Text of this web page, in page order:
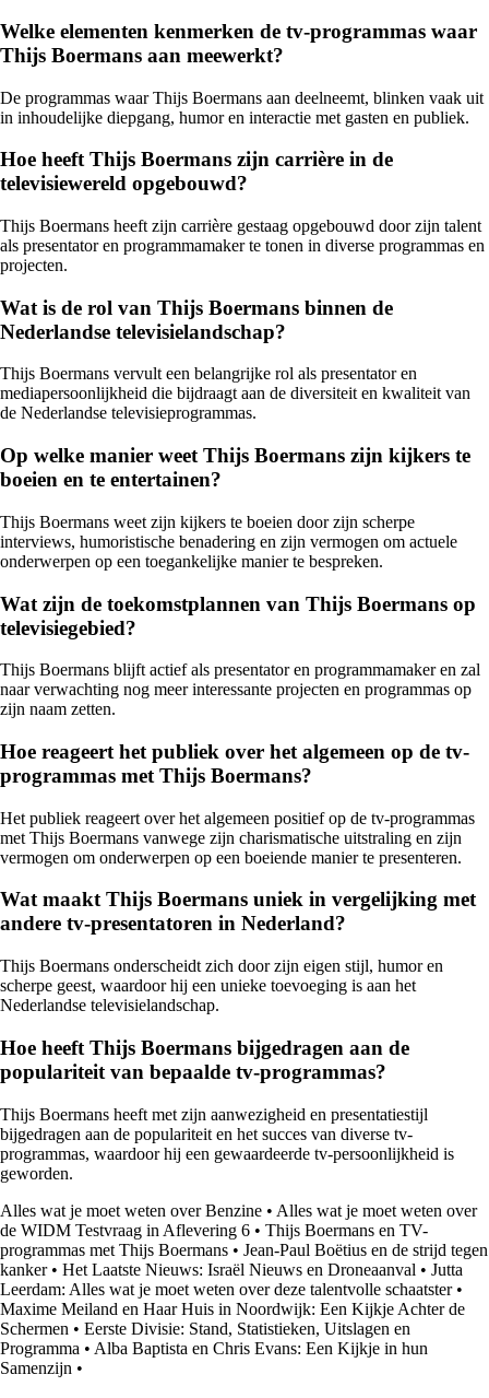
Welke elementen kenmerken de tv-programmas waar
Thijs Boermans aan meewerkt?
De programmas waar Thijs Boermans aan deelneemt, blinken vaak uit
in inhoudelijke diepgang, humor en interactie met gasten en publiek.
Hoe heeft Thijs Boermans zijn carrière in de
televisiewereld opgebouwd?
Thijs Boermans heeft zijn carrière gestaag opgebouwd door zijn talent
als presentator en programmamaker te tonen in diverse programmas en
projecten.
Wat is de rol van Thijs Boermans binnen de
Nederlandse televisielandschap?
Thijs Boermans vervult een belangrijke rol als presentator en
mediapersoonlijkheid die bijdraagt aan de diversiteit en kwaliteit van
de Nederlandse televisieprogrammas.
Op welke manier weet Thijs Boermans zijn kijkers te
boeien en te entertainen?
Thijs Boermans weet zijn kijkers te boeien door zijn scherpe
interviews, humoristische benadering en zijn vermogen om actuele
onderwerpen op een toegankelijke manier te bespreken.
Wat zijn de toekomstplannen van Thijs Boermans op
televisiegebied?
Thijs Boermans blijft actief als presentator en programmamaker en zal
naar verwachting nog meer interessante projecten en programmas op
zijn naam zetten.
Hoe reageert het publiek over het algemeen op de tv-
programmas met Thijs Boermans?
Het publiek reageert over het algemeen positief op de tv-programmas
met Thijs Boermans vanwege zijn charismatische uitstraling en zijn
vermogen om onderwerpen op een boeiende manier te presenteren.
Wat maakt Thijs Boermans uniek in vergelijking met
andere tv-presentatoren in Nederland?
Thijs Boermans onderscheidt zich door zijn eigen stijl, humor en
scherpe geest, waardoor hij een unieke toevoeging is aan het
Nederlandse televisielandschap.
Hoe heeft Thijs Boermans bijgedragen aan de
populariteit van bepaalde tv-programmas?
Thijs Boermans heeft met zijn aanwezigheid en presentatiestijl
bijgedragen aan de populariteit en het succes van diverse tv-
programmas, waardoor hij een gewaardeerde tv-persoonlijkheid is
geworden.
Alles wat je moet weten over Benzine • Alles wat je moet weten over
de WIDM Testvraag in Aflevering 6 • Thijs Boermans en TV-
programmas met Thijs Boermans • Jean-Paul Boëtius en de strijd tegen
kanker• Het Laatste Nieuws: Israël Nieuws en Droneaanval • Jutta
Leerdam: Alles wat je moet weten over deze talentvolle schaatster•
Maxime Meiland en Haar Huis in Noordwijk: Een Kijkje Achter de
Schermen • Eerste Divisie: Stand, Statistieken, Uitslagen en
Programma • Alba Baptista en Chris Evans: Een Kijkje in hun
Samenzijn •